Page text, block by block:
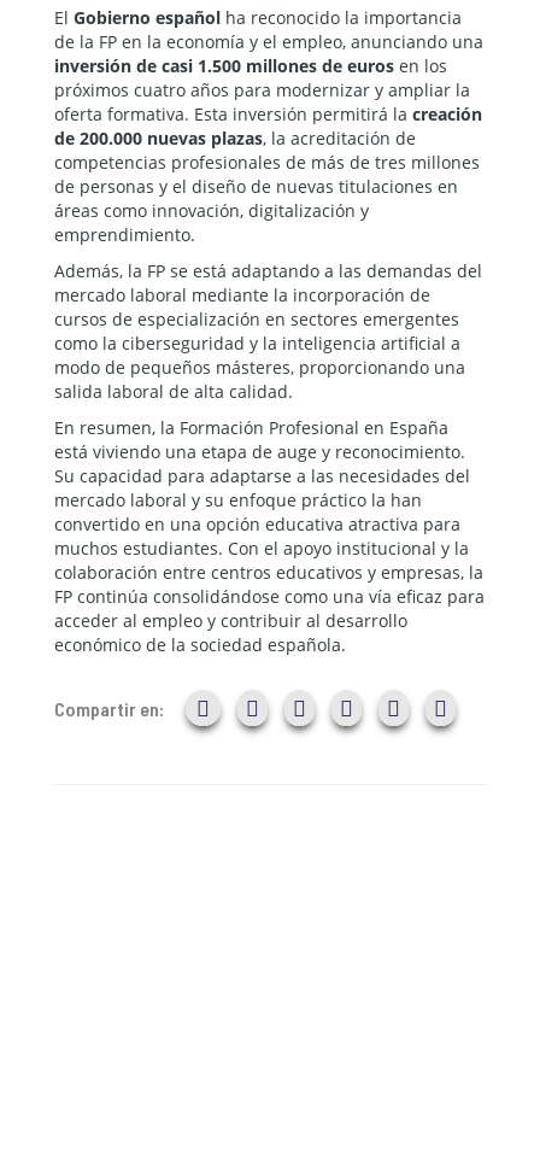
El Gobierno español ha reconocido la importancia
de la FP en la economía y el empleo, anunciando una
inversión de casi 1.500 millones de euros en los
próximos cuatro años para modernizar y ampliar la
oferta formativa. Esta inversión permitirá la creación
de 200.000 nuevas plazas, la acreditación de
competencias profesionales de más de tres millones
de personas y el diseño de nuevas titulaciones en
áreas como innovación, digitalización y
emprendimiento.
Además, la FP se está adaptando a las demandas del
mercado laboral mediante la incorporación de
cursos de especialización en sectores emergentes
como la ciberseguridad y la inteligencia artificial a
modo de pequeños másteres, proporcionando una
salida laboral de alta calidad.
En resumen, la Formación Profesional en España
está viviendo una etapa de auge y reconocimiento.
Su capacidad para adaptarse a las necesidades del
mercado laboral y su enfoque práctico la han
convertido en una opción educativa atractiva para
muchos estudiantes. Con el apoyo institucional y la
colaboración entre centros educativos y empresas, la
FP continúa consolidándose como una vía eficaz para
acceder al empleo y contribuir al desarrollo
económico de la sociedad española.
Compartir en: